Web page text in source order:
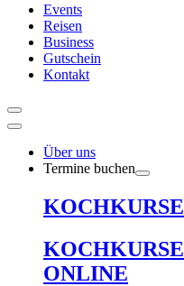
Events
Reisen
Business
Gutschein
Kontakt
Über uns
Termine buchen
KOCHKURSE
KOCHKURSE
ONLINE